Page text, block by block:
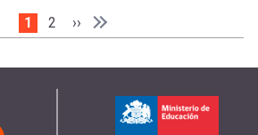
Página actual
1 Page
2 Siguiente página
›› Última página
Última »